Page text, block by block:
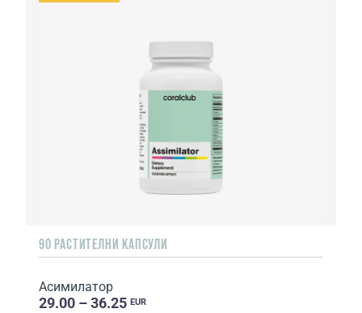
90 РАСТИТЕЛНИ КАПСУЛИ
Асимилатор
29.00 – 36.25 EUR